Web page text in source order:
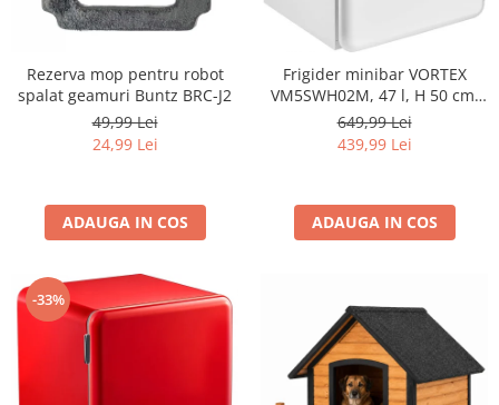
Rezerva mop pentru robot
spalat geamuri Buntz BRC-J2
49,99 Lei
24,99 Lei
ADAUGA IN COS
Frigider minibar VORTEX
VM5SWH02M, 47 l, H 50 cm,
Clasa E, alb
649,99 Lei
439,99 Lei
ADAUGA IN COS
-33%